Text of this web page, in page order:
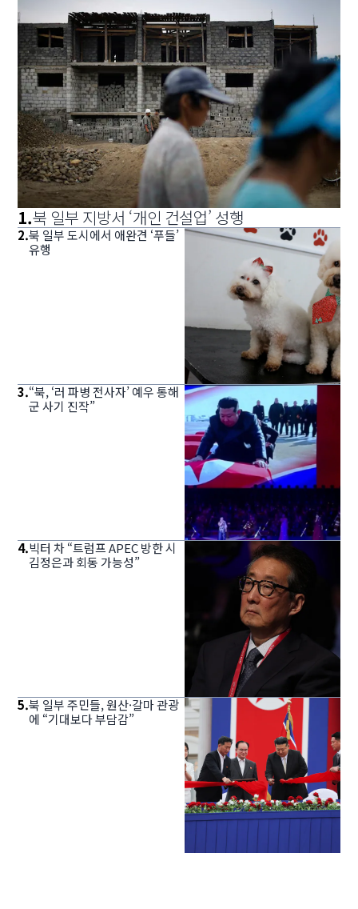
1.북 일부 지방서 ‘개인 건설업’ 성행
2.북 일부 도시에서 애완견 ‘푸들’
유행
3.“북, ‘러 파병 전사자’ 예우 통해
군 사기 진작”
4.빅터 차 “트럼프 APEC 방한 시
김정은과 회동 가능성”
5.북 일부 주민들, 원산·갈마 관광
에 “기대보다 부담감”